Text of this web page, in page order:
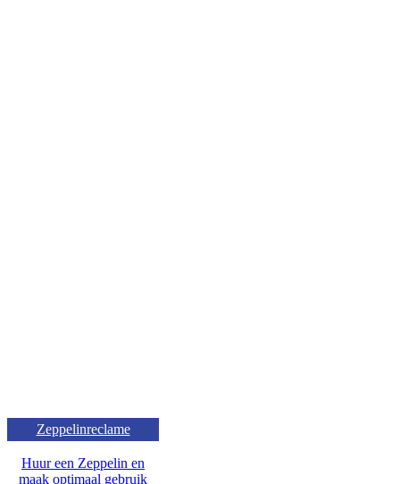
Zeppelinreclame
Huur een Zeppelin en
maak optimaal gebruik